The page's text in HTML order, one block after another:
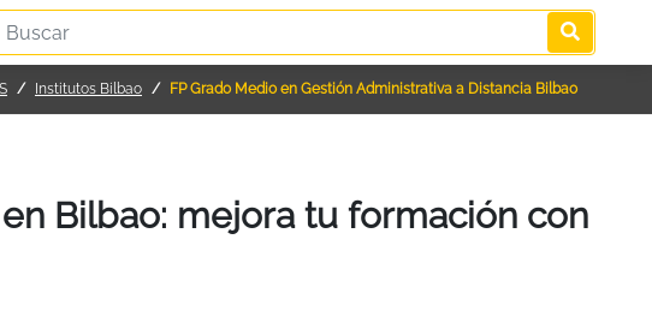
Institutos Bilbao FP Grado Medio en Gestión Administrativa a Distancia Bilbao
Bilbao: mejora tu formación con